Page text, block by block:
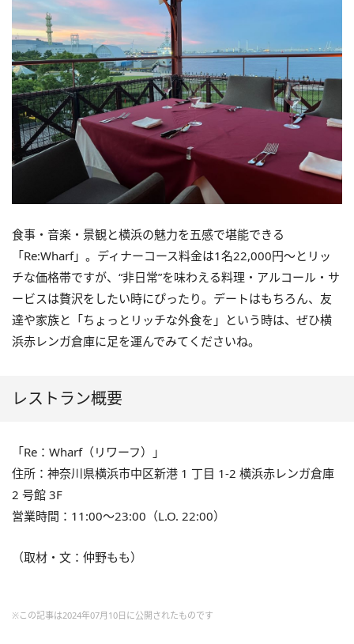
食事・音楽・景観と横浜の魅力を五感で堪能できる
「Re:Wharf」。ディナーコース料金は1名22,000円～とリッ
チな価格帯ですが、“非日常”を味わえる料理・アルコール・サ
ービスは贅沢をしたい時にぴったり。デートはもちろん、友
達や家族と「ちょっとリッチな外食を」という時は、ぜひ横
浜赤レンガ倉庫に足を運んでみてくださいね。
レストラン概要
「Re：Wharf（リワーフ）」
住所：神奈川県横浜市中区新港 1 丁目 1-2 横浜赤レンガ倉庫
2 号館 3F
営業時間：11:00〜23:00（L.O. 22:00）
（取材・文：仲野もも）
※この記事は2024年07月10日に公開されたものです